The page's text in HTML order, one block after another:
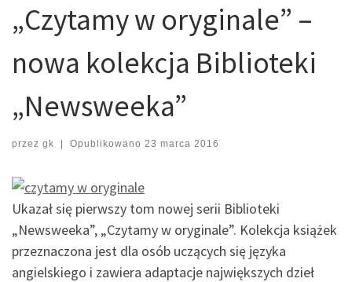
„Czytamy w oryginale” –
nowa kolekcja Biblioteki
„Newsweeka”
przez gk | Opublikowano 23 marca 2016
Ukazał się pierwszy tom nowej serii Biblioteki
„Newsweeka”, „Czytamy w oryginale”. Kolekcja książek
przeznaczona jest dla osób uczących się języka
angielskiego i zawiera adaptacje największych dzieł